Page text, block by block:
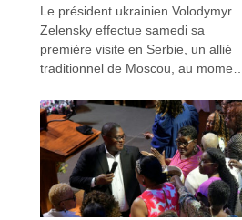
Le président ukrainien Volodymyr
Zelensky effectue samedi sa
première visite en Serbie, un allié
traditionnel de Moscou, au moment
soutien international face à
l'intensification des frappes russes.